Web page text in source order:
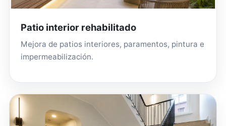
Patio interior rehabilitado
Mejora de patios interiores, paramentos, pintura e
impermeabilización.